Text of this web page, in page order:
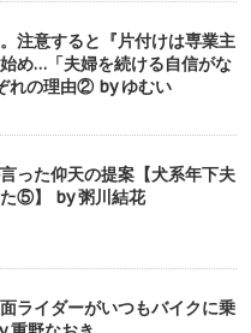
注意すると『片付けは専業主
め…「夫婦を続ける自信がな
れの理由② by ゆむい
った仰天の提案【犬系年下夫
⑤】 by 粥川結花
ライダーがいつもバイクに乗